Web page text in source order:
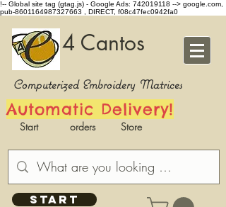
!-- Global site tag (gtag.js) - Google Ads: 742019118 --> google.com,
pub-8601164987327663 , DIRECT, f08c47fec0942fa0
4 Cantos
Computerized Embroidery Matrices
Automatic Delivery!
Start orders Store
START